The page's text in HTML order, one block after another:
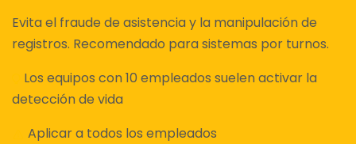
Evita el fraude de asistencia y la manipulación de
registros. Recomendado para sistemas por turnos.
Los equipos con 10 empleados suelen activar la
detección de vida
Aplicar a todos los empleados